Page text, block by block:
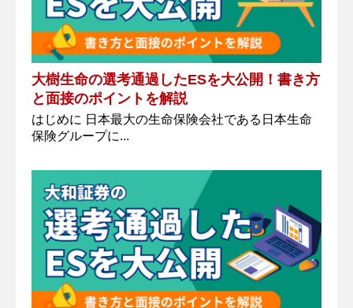
大樹生命の選考通過したESを大公開！書き方
と面接のポイントを解説
はじめに 日本最大の生命保険会社である日本生命
保険グループに...